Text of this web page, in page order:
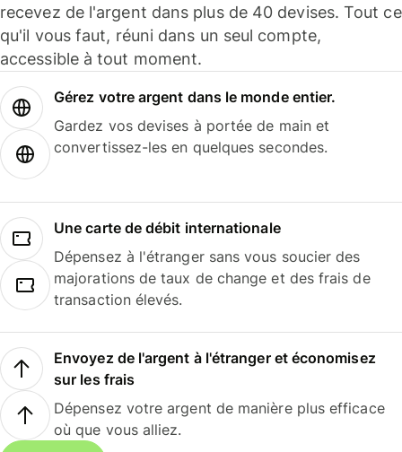
recevez de l'argent dans plus de 40 devises. Tout ce
qu'il vous faut, réuni dans un seul compte,
accessible à tout moment.
Gérez votre argent dans le monde entier.
Gardez vos devises à portée de main et
convertissez-les en quelques secondes.
Une carte de débit internationale
Dépensez à l'étranger sans vous soucier des
majorations de taux de change et des frais de
transaction élevés.
Envoyez de l'argent à l'étranger et économisez
sur les frais
Dépensez votre argent de manière plus efficace
où que vous alliez.